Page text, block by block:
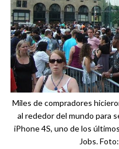
Miles de compradores
al rededor del mundo para
iPhone 4S, uno de los
Jobs.